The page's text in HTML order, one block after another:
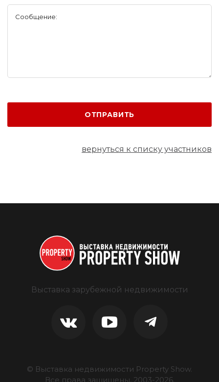
Сообщение:
ОТПРАВИТЬ
вернуться к списку участников
Выставка зарубежной недвижимости
© Выставка недвижимости Property Show.
Все права защищены, 2003-2026.